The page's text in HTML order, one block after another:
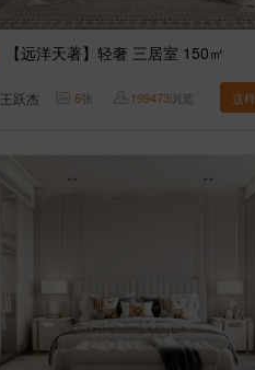
【远洋天著】轻奢 三居室 150㎡
王跃杰 6张 199473浏览 这